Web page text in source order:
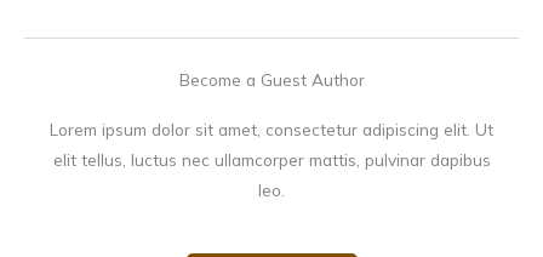
Become a Guest Author
Lorem ipsum dolor sit amet, consectetur adipiscing elit. Ut
elit tellus, luctus nec ullamcorper mattis, pulvinar dapibus
leo.